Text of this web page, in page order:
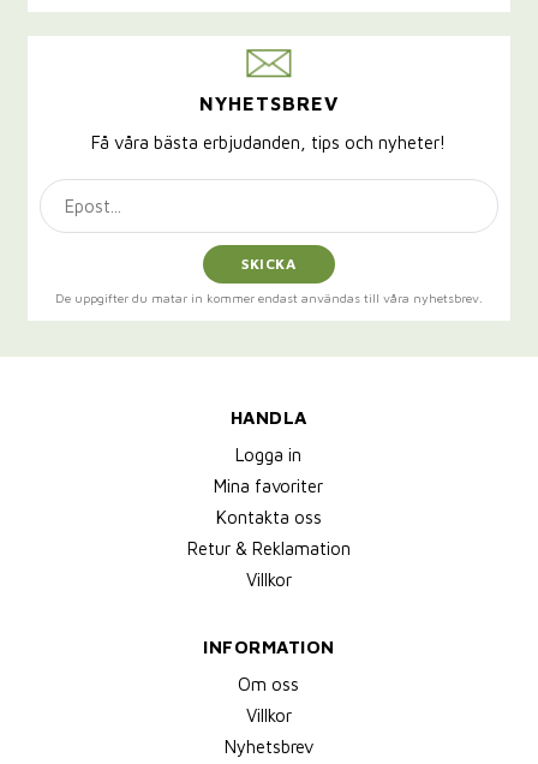
NYHETSBREV
Få våra bästa erbjudanden, tips och nyheter!
SKICKA
De uppgifter du matar in kommer endast användas till våra nyhetsbrev.
HANDLA
Logga in
Mina favoriter
Kontakta oss
Retur & Reklamation
Villkor
INFORMATION
Om oss
Villkor
Nyhetsbrev